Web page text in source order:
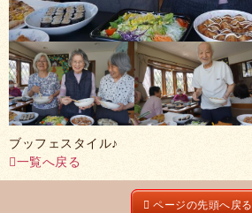
ブッフェスタイル♪
一覧へ戻る
ページの先頭へ戻る